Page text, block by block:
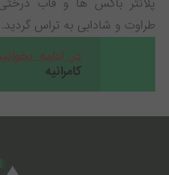
طراوت و شادابی به تراس گردید.
در ادامه
کامرانیه